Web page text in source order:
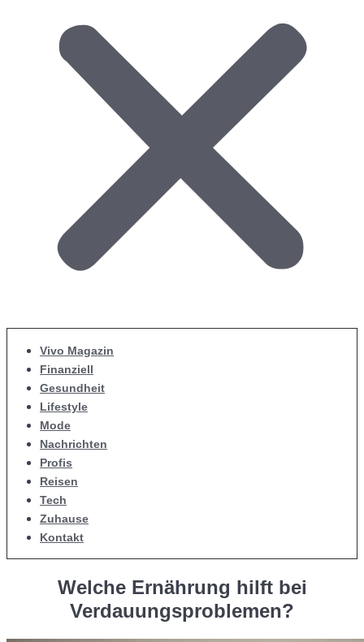
Vivo Magazin
Finanziell
Gesundheit
Lifestyle
Mode
Nachrichten
Profis
Reisen
Tech
Zuhause
Kontakt
Welche Ernährung hilft bei
Verdauungsproblemen?